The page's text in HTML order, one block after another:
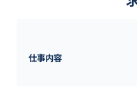
仕事内容